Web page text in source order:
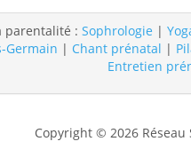
parentalité : Sophrologie |
Germain | Chant prénatal |
Entretien
Copyright © 2026 Réseau